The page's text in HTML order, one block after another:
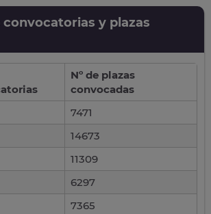
y plazas
Nº de plazas
convocadas
7471
14673
11309
6297
7365